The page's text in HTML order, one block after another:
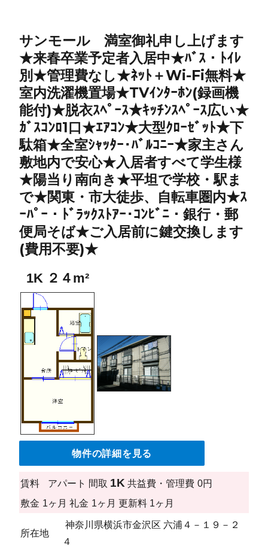
サンモール 満室御礼申し上げます
★来春卒業予定者入居中★ﾊﾞｽ・ﾄｲﾚ
別★管理費なし★ﾈｯﾄ＋Wi-Fi無料★
室内洗濯機置場★TVｲﾝﾀｰﾎﾝ(録画機
能付)★脱衣ｽﾍﾟｰｽ★ｷｯﾁﾝｽﾍﾟｰｽ広い★
ｶﾞｽｺﾝﾛ1口★ｴｱｺﾝ★大型ｸﾛｰｾﾞｯﾄ★下
駄箱★全室ｼｬｯﾀｰ･ﾊﾞﾙｺﾆｰ★家主さん
敷地内で安心★入居者すべて学生様
★陽当り南向き★平坦で学校・駅ま
で★関東・市大徒歩、自転車圏内★ｽ
ｰﾊﾟｰ・ﾄﾞﾗｯｸｽﾄｱｰ･ｺﾝﾋﾞﾆ・銀行・郵
便局そば★ご入居前に鍵交換します
(費用不要)★
1K ２４m²
物件の詳細を見る
賃料 アパート 間取 1K 共益費・管理費 0円
敷金 1ヶ月 礼金 1ヶ月 更新料 1ヶ月
所在地
神奈川県横浜市金沢区 六浦４－１９－２
４